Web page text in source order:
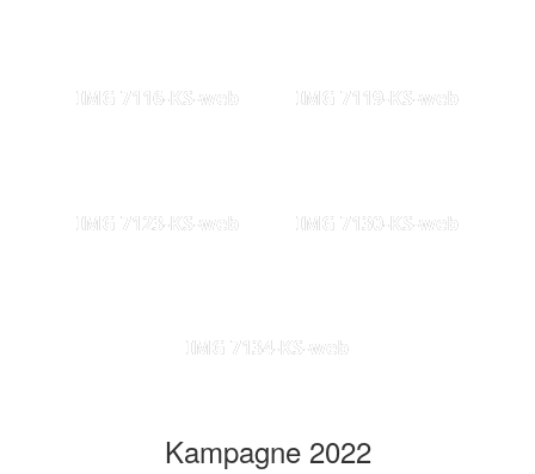
IMG 7116-KS-web IMG 7119-KS-web
IMG 7123-KS-web IMG 7130-KS-web
IMG 7134-KS-web
Kampagne 2022